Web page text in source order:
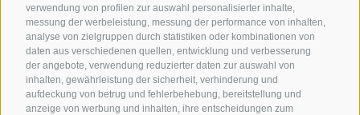
verwendung von profilen zur auswahl personalisierter inhalte,
messung der werbeleistung, messung der performance von inhalten,
analyse von zielgruppen durch statistiken oder kombinationen von
daten aus verschiedenen quellen, entwicklung und verbesserung
der angebote, verwendung reduzierter daten zur auswahl von
inhalten, gewährleistung der sicherheit, verhinderung und
aufdeckung von betrug und fehlerbehebung, bereitstellung und
anzeige von werbung und inhalten, ihre entscheidungen zum